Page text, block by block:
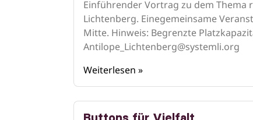
Einführender Vortrag zu dem Thema
Lichtenberg. Einegemeinsame
Mitte. Hinweis: Begrenzte
Antilope_Lichtenberg@systemli.org
Weiterlesen »